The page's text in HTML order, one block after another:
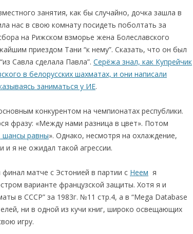
занятия, как бы случайно, дочка зашла в
нас в свою комнату посидеть поболтать за
на Рижском взморье жена Болеславского
приездом Тани “к нему”. Сказать, что он был
Савла сделала Павла”. Серёжа знал, как Купрейчик
в белорусских шахматах, и они написали
заниматься у ИЕ.
конкурентом на чемпионатах республики.
фразу: «Между нами разница в цвет». Потом
шансы равны». Однако, несмотря на охлаждение,
я не ожидал такой агрессии.
матче с Эстонией в партии с Неем я
варианте французской защиты. Хотя я и
в СССР” за 1983г. №11 стр.4, а в “Mega Database
ни в одной из кучи книг, широко освещающих
игру.